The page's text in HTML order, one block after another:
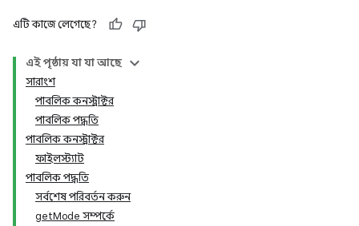
এটি কাজে লেগেছে?
এই পৃষ্ঠায় যা যা আছে
সারাংশ
পাবলিক কনস্ট্রাক্টর
পাবলিক পদ্ধতি
পাবলিক কনস্ট্রাক্টর
ফাইলস্ট্যাট
পাবলিক পদ্ধতি
সর্বশেষ পরিবর্তন করুন
getMode সম্পর্কে